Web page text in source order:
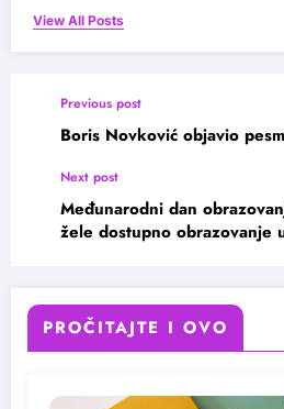
View All Posts
Previous post
Boris Novković objavio
Next post
Međunarodni dan
žele dostupno obrazovanje
PROČITAJTE I OVO